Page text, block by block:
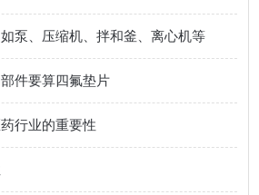
泵、压缩机、拌和釜、离心机等
件要算四氟垫片
行业的重要性